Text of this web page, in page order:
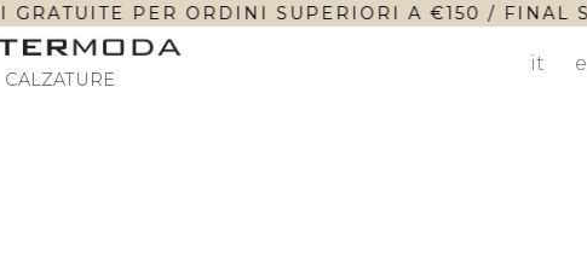
PER ORDINI SUPERIORI A €150 /
CALZATURE
it